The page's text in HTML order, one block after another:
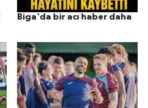
Biga'da bir acı haber daha